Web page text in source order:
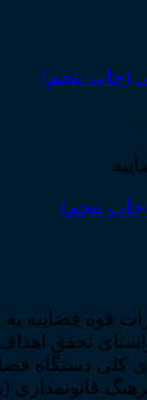
(چاپ پنجم)
قوه قضاییه به
سال ۱۳۸۰ در راستای
دستگاه